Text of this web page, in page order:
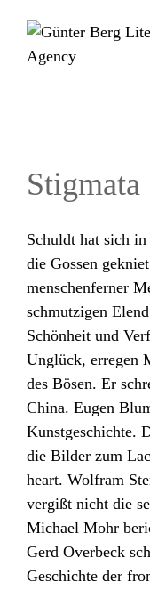
Inhalt
springen
Stigmata
Schuldt hat sich
die Gossen
menschenferner
schmutzigen
Schönheit und
Unglück, erregen
des Bösen. Er
China. Eugen
Kunstgeschichte.
die Bilder zum
heart. Wolfram
vergißt nicht die
Michael Mohr
Gerd Overbeck
Geschichte der